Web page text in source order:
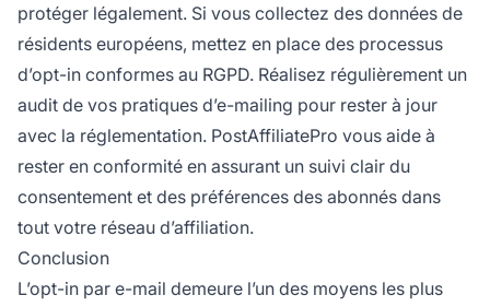
protéger légalement. Si vous collectez des données de
résidents européens, mettez en place des processus
d’opt-in conformes au RGPD. Réalisez régulièrement un
audit de vos pratiques d’e-mailing pour rester à jour
avec la réglementation. PostAffiliatePro vous aide à
rester en conformité en assurant un suivi clair du
consentement et des préférences des abonnés dans
tout votre réseau d’affiliation.
Conclusion
L’opt-in par e-mail demeure l’un des moyens les plus